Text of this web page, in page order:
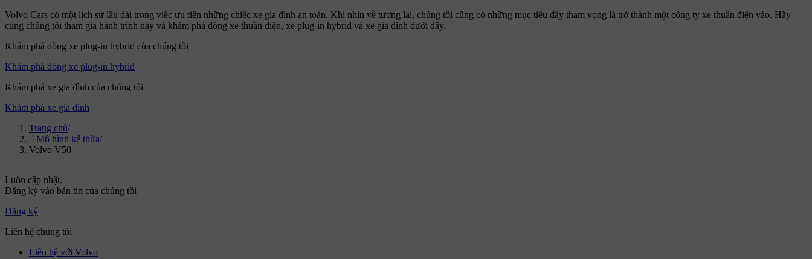
Volvo Cars có một lịch sử lâu dài trong việc ưu tiên những chiếc xe gia đình an toàn. Khi nhìn về tương lai, chúng tôi cũng có những mục tiêu đầy tham vọng là trở thành một công ty xe thuần điện vào. Hãy
cùng chúng tôi tham gia hành trình này và khám phá dòng xe thuần điện, xe plug-in hybrid và xe gia đình dưới đây.
Khám phá dòng xe plug-in hybrid của chúng tôi
Khám phá dòng xe plug-in hybrid
Khám phá xe gia đình của chúng tôi
Khám phá xe gia đình
Trang chủ/
Mô hình kế thừa/
Volvo V50